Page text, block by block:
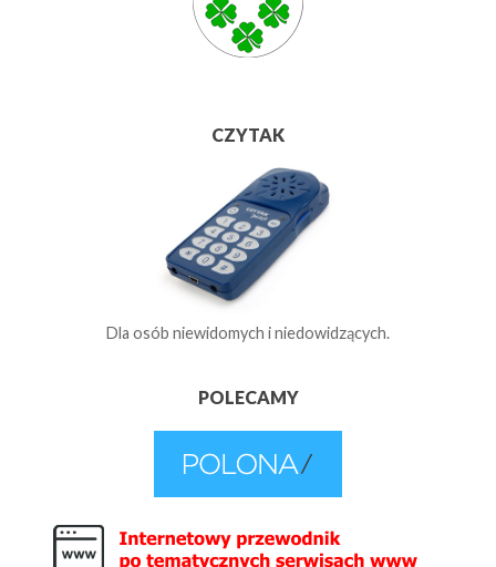
CZYTAK
Dla osób niewidomych i niedowidzących.
POLECAMY